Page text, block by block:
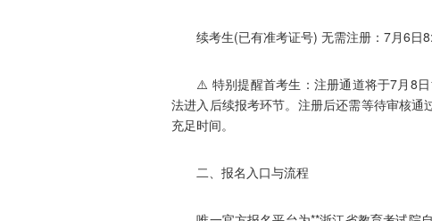
续考生(已有准考证号) 无需注册：7月6日
⚠️ 特别提醒首考生：注册通道将于7月8日
法进入后续报考环节。注册后还需等待审核
充足时间。
二、报名入口与流程